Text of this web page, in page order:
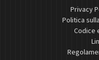
Privacy
Politica
Codice